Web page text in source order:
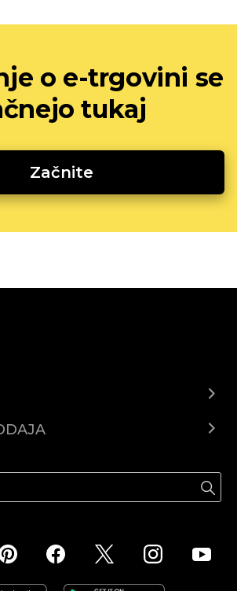
o e-trgovini se
tukaj
Začnite